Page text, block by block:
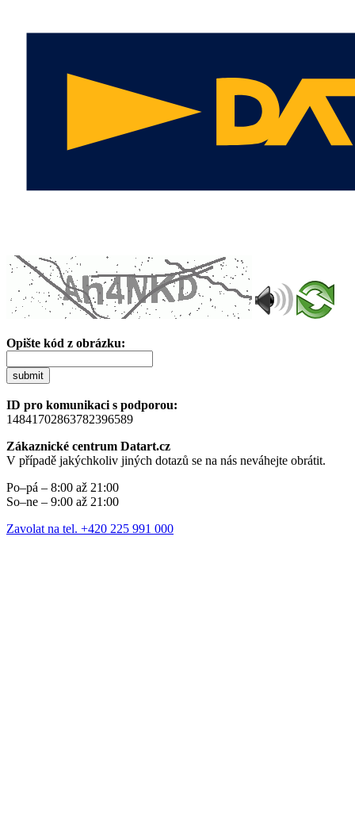
Opište kód z obrázku:
submit
ID pro komunikaci s podporou:
14841702863782396589
Zákaznické centrum Datart.cz
V případě jakýchkoliv jiných dotazů se na nás neváhejte obrátit.
Po–pá – 8:00 až 21:00
So–ne – 9:00 až 21:00
Zavolat na tel. +420 225 991 000